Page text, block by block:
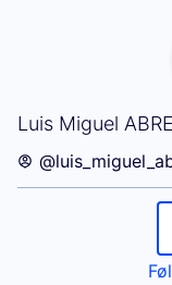
Luis Miguel
Min aktivitet (Luis